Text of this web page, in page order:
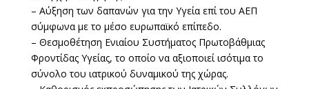
– Αύξηση των δαπανών για την Υγεία επί του ΑΕΠ
σύμφωνα με το μέσο ευρωπαϊκό επίπεδο.
– Θεσμοθέτηση Ενιαίου Συστήματος Πρωτοβάθμιας
Φροντίδας Υγείας, το οποίο να αξιοποιεί ισότιμα το
σύνολο του ιατρικού δυναμικού της χώρας.